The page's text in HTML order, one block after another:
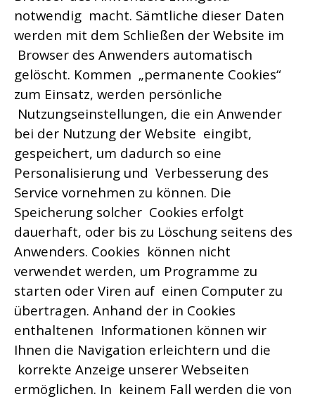
notwendig macht. Sämtliche dieser Daten
werden mit dem Schließen der Website im
Browser des Anwenders automatisch
gelöscht. Kommen „permanente Cookies“
zum Einsatz, werden persönliche
Nutzungseinstellungen, die ein Anwender
bei der Nutzung der Website eingibt,
gespeichert, um dadurch so eine
Personalisierung und Verbesserung des
Service vornehmen zu können. Die
Speicherung solcher Cookies erfolgt
dauerhaft, oder bis zu Löschung seitens des
Anwenders. Cookies können nicht
verwendet werden, um Programme zu
starten oder Viren auf einen Computer zu
übertragen. Anhand der in Cookies
enthaltenen Informationen können wir
Ihnen die Navigation erleichtern und die
korrekte Anzeige unserer Webseiten
ermöglichen. In keinem Fall werden die von